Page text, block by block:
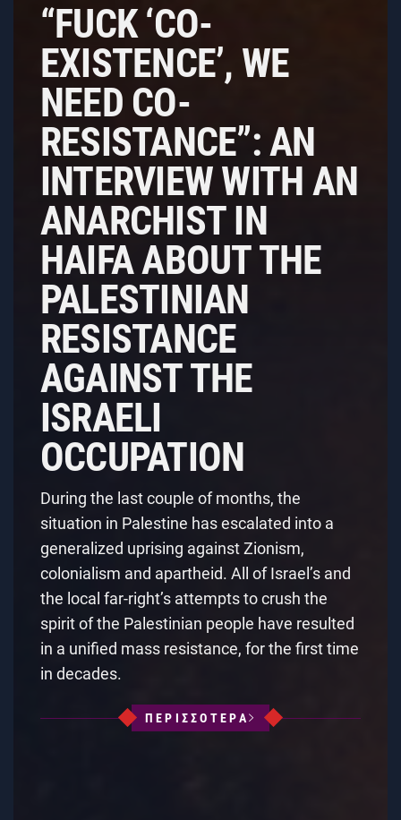
“FUCK ‘CO-
EXISTENCE’, WE
NEED CO-
RESISTANCE”: AN
INTERVIEW WITH AN
ANARCHIST IN
HAIFA ABOUT THE
PALESTINIAN
RESISTANCE
AGAINST THE
ISRAELI
OCCUPATION
During the last couple of months, the
situation in Palestine has escalated into a
generalized uprising against Zionism,
colonialism and apartheid. All of Israel’s and
the local far-right’s attempts to crush the
spirit of the Palestinian people have resulted
in a unified mass resistance, for the first time
in decades.
ΠΕΡΙΣΣΟΤΕΡΑ